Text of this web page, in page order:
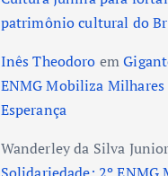
patrimônio cultural do
Inês Theodoro em
ENMG Mobiliza
Esperança
Wanderley da Silva Junior